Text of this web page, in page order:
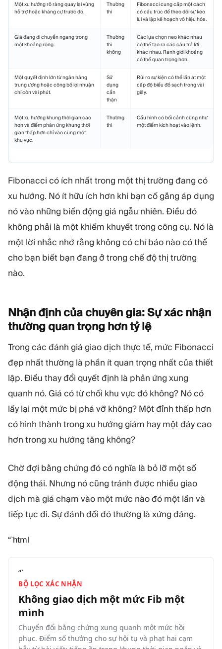
Một xu hướng rõ ràng quay lại vùng
hỗ trợ hoặc kháng cự trước đó.
Thường
thì
Fibonacci cung cấp một cách
có cấu trúc để theo dõi sự kéo
lùi và lập kế hoạch vô hiệu hóa.
Giá đang di chuyển ngang trong
một khoảng rộng.
Thường
thì
không
Các lựa chọn neo khác nhau
có thể tạo ra các câu trả lời
khác nhau. Ranh giới khoảng
có thể quan trọng hơn.
Một quyết định lớn từ ngân hàng
trung ương hoặc công bố lợi nhuận
chỉ còn vài phút.
Sử
dụng
cẩn
thận
Rủi ro sự kiện có thể lấn át một
cấp độ biểu đồ sạch trong vài
giây.
Một xu hướng khung thời gian cao
hơn và điểm phản ứng khung thời
gian thấp hơn chỉ vào cùng một
khu vực.
Thường
thì
Cấu hình có bối cảnh cũng như
một điểm kích hoạt vào lệnh.
Fibonacci có ích nhất trong một thị trường đang có
xu hướng. Nó ít hữu ích hơn khi bạn cố gắng áp dụng
nó vào những biến động giá ngẫu nhiên. Điều đó
không phải là một khiếm khuyết trong công cụ. Nó là
một lời nhắc nhở rằng không có chỉ báo nào có thể
cho bạn biết bạn đang ở trong chế độ thị trường
nào.
Nhận định của chuyên gia: Sự xác nhận
thường quan trọng hơn tỷlệ
Trong các đánh giá giao dịch thực tế, mức Fibonacci
đẹp nhất thường là phần ít quan trọng nhất của thiết
lập. Điều thay đổi quyết định là phản ứng xung
quanh nó. Giá có từ chối khu vực đó không? Nó có
lấy lại một mức bị phá vỡ không? Một đỉnh thấp hơn
có hình thành trong xu hướng giảm hay một đáy cao
hơn trong xu hướng tăng không?
Chờ đợi bằng chứng đó có nghĩa là bỏ lỡ một số
động thái. Nhưng nó cũng tránh được nhiều giao
dịch mà giá chạm vào một mức nào đó một lần và
tiếp tục đi. Sự đánh đổi đó thường là xứng đáng.
“`html
“`
BỘ LỌC XÁC NHẬN
Không giao dịch một mức Fib một
mình
Chuyển đổi bằng chứng xung quanh một mức hồi
phục. Điểm số thưởng cho sự hội tụ và phạt hai cạm